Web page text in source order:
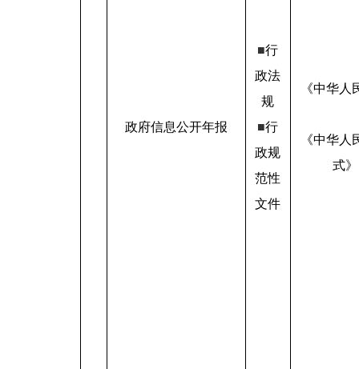
政府信息公开年报
■行
政法
规
■行
政规
范性
文件
《中华
《中华
式